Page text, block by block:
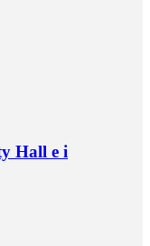
Hall e i